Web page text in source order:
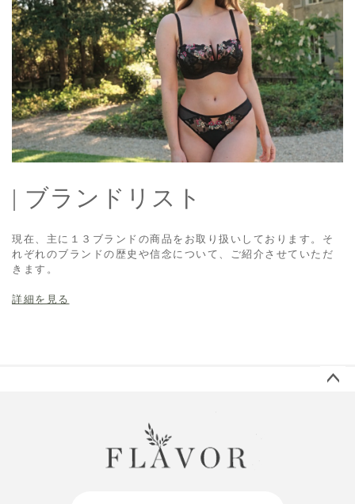
| ブランドリスト
現在、主に１３ブランドの商品をお取り扱いしております。そ
れぞれのブランドの歴史や信念について、ご紹介させていただ
きます。
詳細を見る